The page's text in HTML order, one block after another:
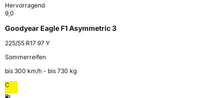
Hervorragend
9,0
Goodyear Eagle F1 Asymmetric 3
225/55 R17 97 Y
Sommerreifen
bis 300 km⁠/⁠h - bis 730 kg
C